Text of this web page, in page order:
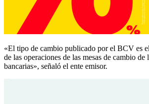
«El tipo de cambio publicado por el BCV es
de las operaciones de las mesas de cambio de
bancarias», señaló el ente emisor.